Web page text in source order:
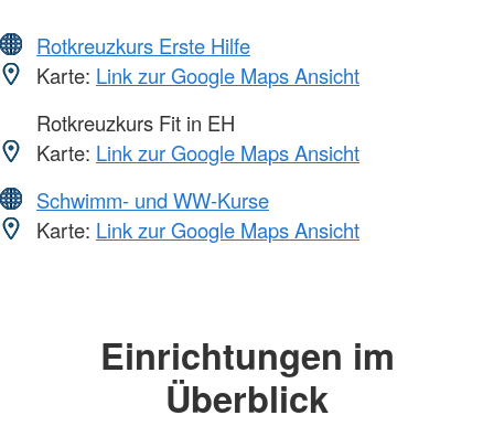
Rotkreuzkurs Erste Hilfe
Karte: Link zur Google Maps Ansicht
Rotkreuzkurs Fit in EH
Karte: Link zur Google Maps Ansicht
Schwimm- und WW-Kurse
Karte: Link zur Google Maps Ansicht
Einrichtungen im
Überblick